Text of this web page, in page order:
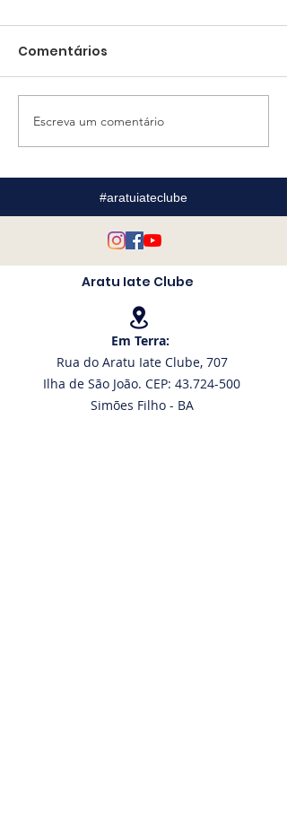
AIC firma parceria
com descontos
exclusivos na Marina
de Itaparica
Comentários
Escreva um comentário
#aratuiateclube
Aratu Iate Clube
Em Terra:
Rua do Aratu Iate Clube, 707
Ilha de São João. CEP: 43.724-500
Simões Filho - BA